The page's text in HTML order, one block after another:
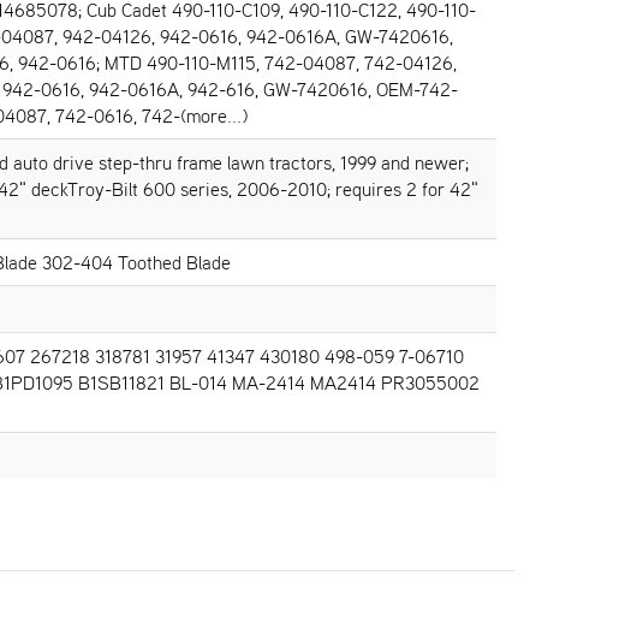
Cub Cadet 490-110-C109, 490-110-C122, 490-110-
942-04126, 942-0616, 942-0616A, GW-7420616,
942-0616; MTD 490-110-M115, 742-04087, 742-04126,
0616, 942-0616A, 942-616, GW-7420616, OEM-742-
742-0616, 742-(more...)
auto drive step-thru frame lawn tractors, 1999 and newer;
deckTroy-Bilt 600 series, 2006-2010; requires 2 for 42"
302-404 Toothed Blade
267218 318781 31957 41347 430180 498-059 7-06710
B1SB11821 BL-014 MA-2414 MA2414 PR3055002